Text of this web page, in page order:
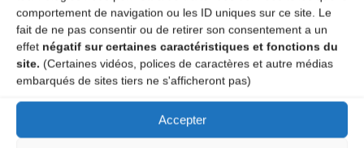
comportement de navigation ou les ID uniques sur ce site. Le
fait de ne pas consentir ou de retirer son consentement a un
effet négatif sur certaines caractéristiques et fonctions du
site. (Certaines vidéos, polices de caractères et autre médias
embarqués de sites tiers ne s'afficheront pas)
Accepter
Le distributeur des musiques Trad'